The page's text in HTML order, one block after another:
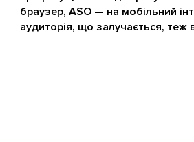
браузер, ASO — на мобільний
аудиторія, що залучається, теж